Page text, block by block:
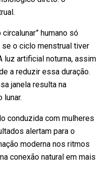
humano só
o ciclo menstrual tiver
luz artificial noturna, assim
a reduzir essa duração.
janela resulta na
lunar.
conduzida com mulheres
alertam para o
moderna nos ritmos
conexão natural em mais